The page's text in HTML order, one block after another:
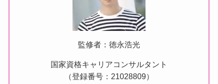
監修者：徳永浩光
国家資格キャリアコンサルタント
（登録番号：21028809）